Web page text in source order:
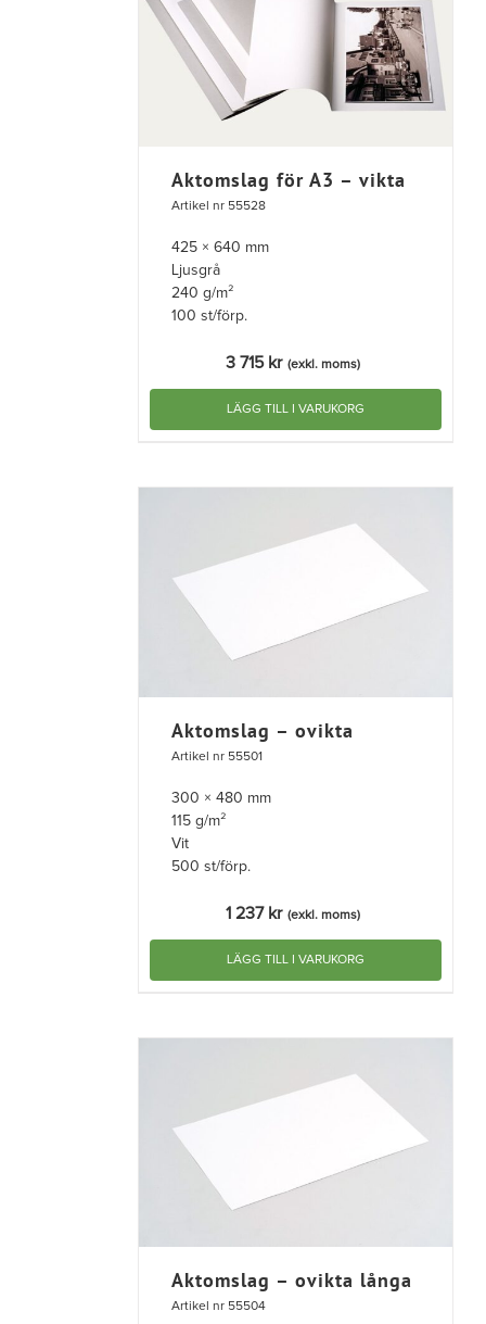
Aktomslag för A3 – vikta
Artikel nr 55528
425 × 640 mm
Ljusgrå
240 g/m²
100 st/förp.
3 715 kr (exkl. moms)
LÄGG TILL I VARUKORG
Aktomslag – ovikta
Artikel nr 55501
300 × 480 mm
115 g/m²
Vit
500 st/förp.
1 237 kr (exkl. moms)
LÄGG TILL I VARUKORG
Aktomslag – ovikta långa
Artikel nr 55504